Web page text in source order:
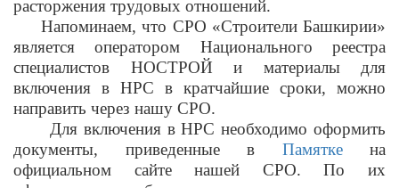
расторжения трудовых отношений.
Напоминаем, что СРО «Строители Башкирии»
является оператором Национального реестра
специалистов НОСТРОЙ и материалы для
включения в НРС в кратчайшие сроки, можно
направить через нашу СРО.
Для включения в НРС необходимо оформить
документы, приведенные в Памяткена
официальном сайте нашей СРО. По их